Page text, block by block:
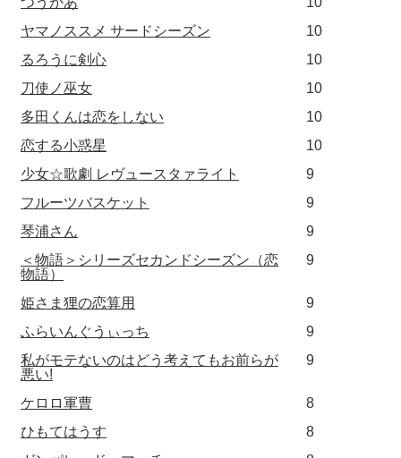
ヤマノススメ サードシーズン
10
るろうに剣心
10
刀使ノ巫女
10
多田くんは恋をしない
10
恋する小惑星
10
少女☆歌劇 レヴュースタァライト
9
フルーツバスケット
9
琴浦さん
9
＜物語＞シリーズセカンドシーズン（恋
物語）
9
姫さま狸の恋算用
9
ふらいんぐうぃっち
9
私がモテないのはどう考えてもお前らが
悪い!
9
ケロロ軍曹
8
ひもてはうす
8